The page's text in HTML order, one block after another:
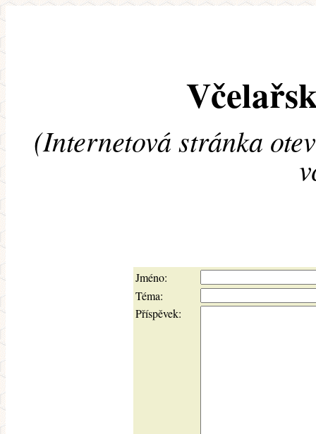
(Internetová stránka
Jméno:
Téma:
Příspěvek: